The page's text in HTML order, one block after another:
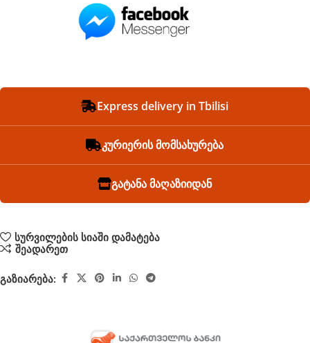
Express delivery in Tbilisi
კურიერის მომსახურება
გატანა მაღაზიიდან
სურვილების სიაში დამატება
შეადარეთ
გაზიარება: